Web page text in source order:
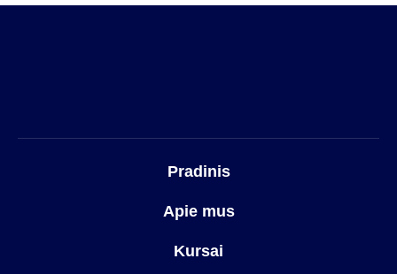
Pradinis
Apie mus
Kursai